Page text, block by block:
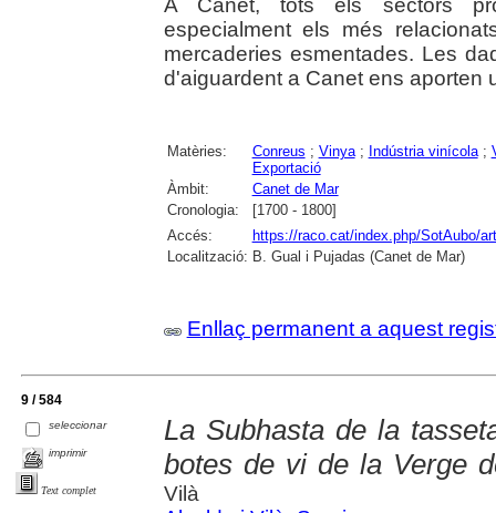
A Canet, tots els sectors
especialment els més
mercaderies esmentades. Les
d'aiguardent a Canet ens aporten
Matèries: Conreus ; Vinya; Indústria vinícola;
Exportació
Àmbit:
Canet de Mar
Cronologia:
[1700 - 1800]
Accés:
https://raco.cat/index.php/SotAubo/
Localització: B. Gual i Pujadas (Canet de Mar)
Enllaç permanent a aquest
9 / 584
seleccionar
imprimir
Text complet
La Subhasta de la
botes de vi de la Verge
Vilà